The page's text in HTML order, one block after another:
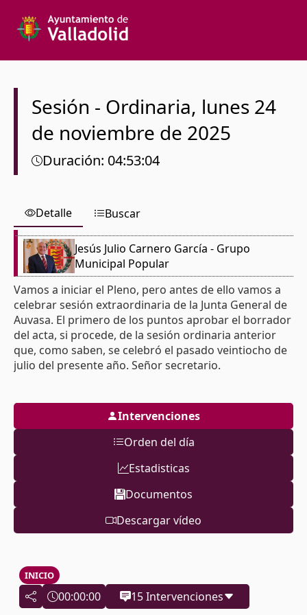
Órgano colegiado
Desde
Español
Sesión - Ordinaria, lunes 24
de noviembre de 2025
Duración: 04:53:04
Detalle Buscar
Jesús Julio Carnero García - Grupo
Municipal Popular
Vamos a iniciar el Pleno, pero antes de ello vamos a
celebrar sesión extraordinaria de la Junta General de
Auvasa. El primero de los puntos aprobar el borrador
del acta, si procede, de la sesión ordinaria anterior
que, como saben, se celebró el pasado veintiocho de
julio del presente año. Señor secretario.
Intervenciones
Orden del día
Estadisticas
Documentos
Descargar vídeo
INICIO
00:00:00 15 Intervenciones